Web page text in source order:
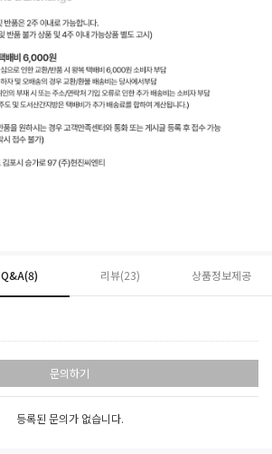
Q&A(8) 리뷰(23) 상품정보제공
문의하기
등록된 문의가 없습니다.